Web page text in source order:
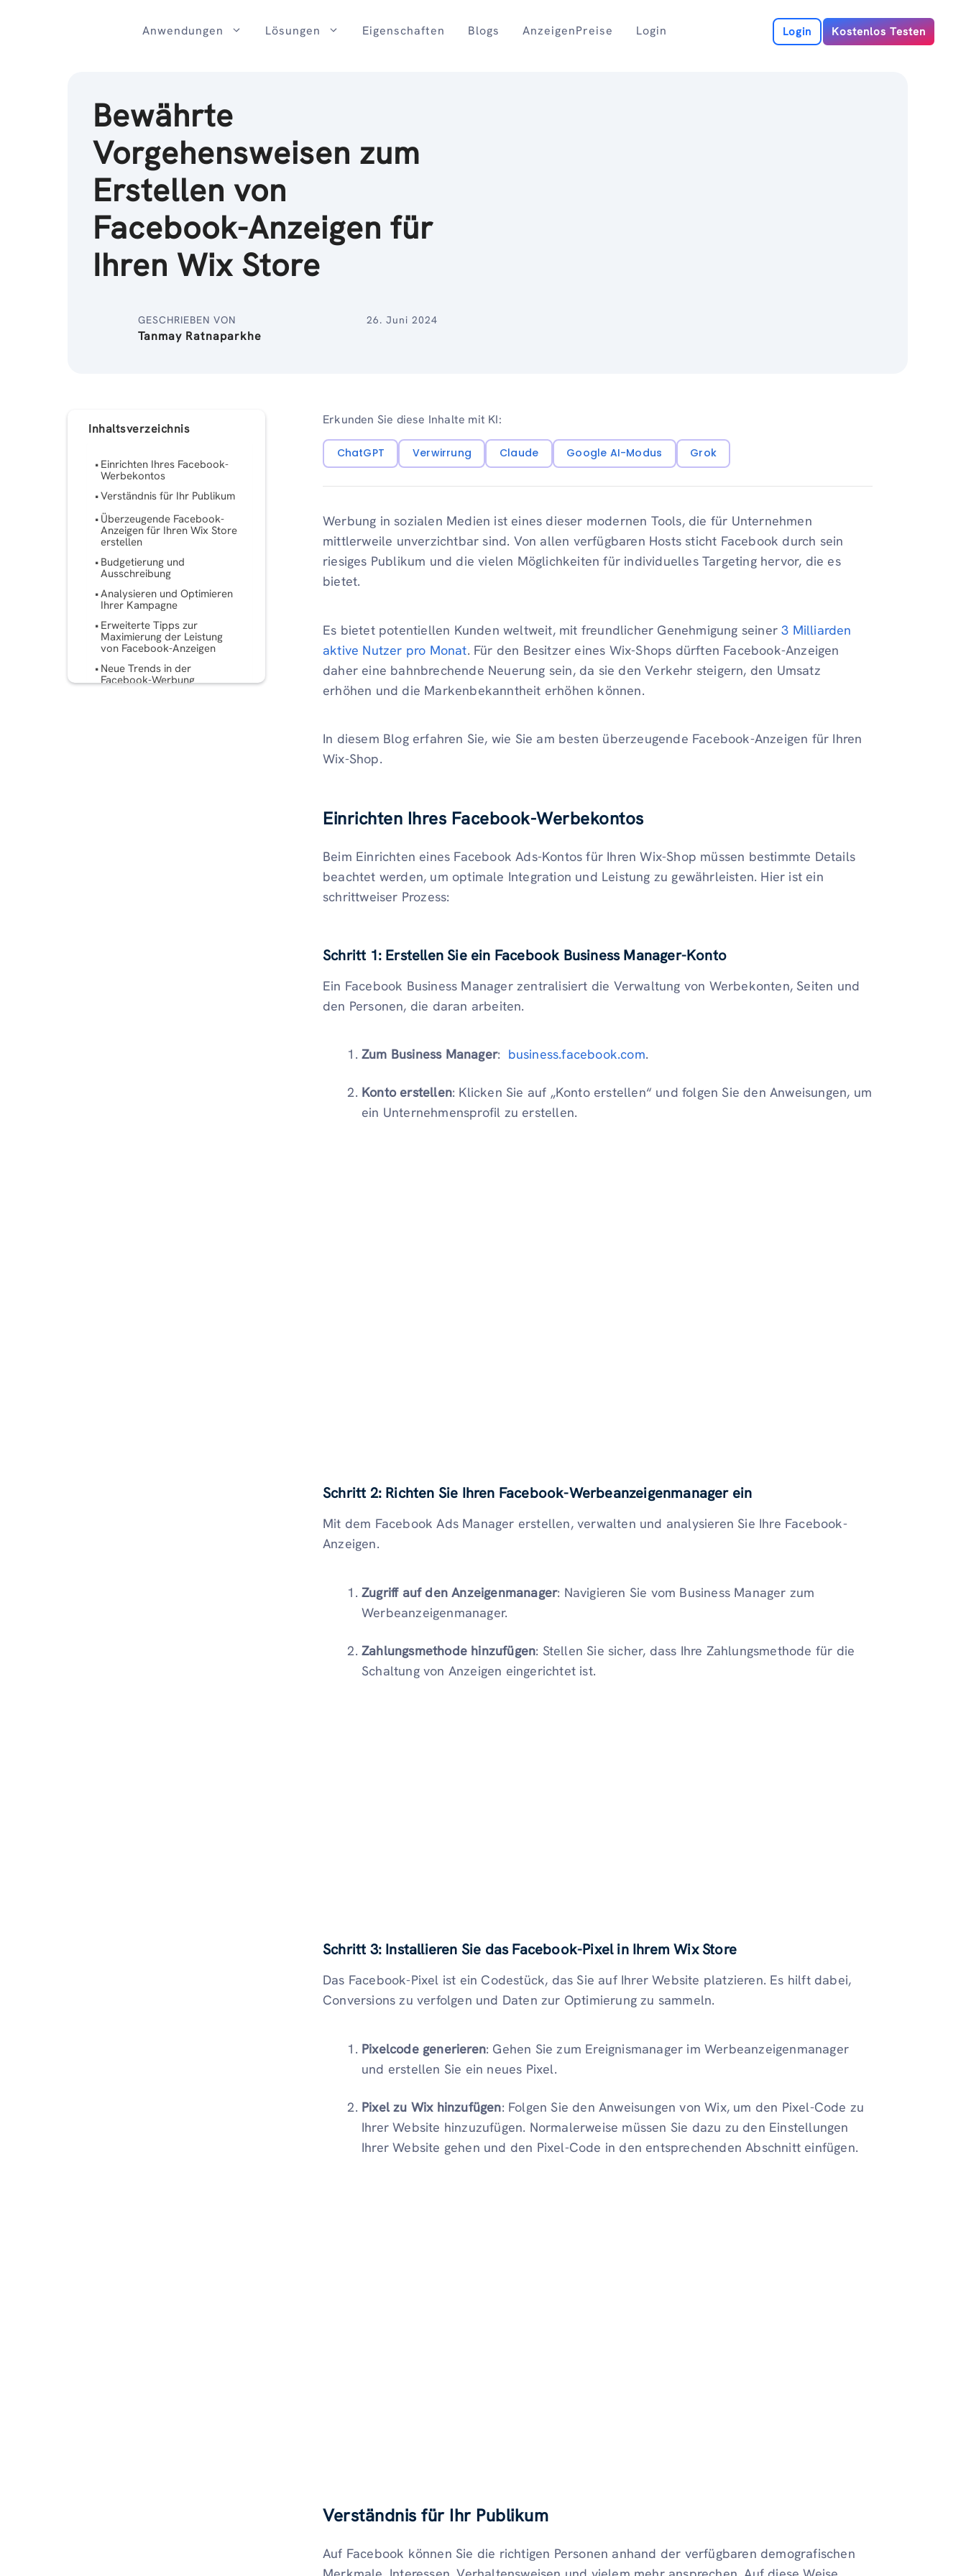
Anwendungen Lösungen Eigenschaften Blogs AnzeigenPreise Login Login Kostenlos Testen
Bewährte
Vorgehensweisen zum
Erstellen von
Facebook-Anzeigen für
Ihren Wix Store
GESCHRIEBEN VON
Tanmay Ratnaparkhe
26. Juni 2024
Inhaltsverzeichnis
Einrichten Ihres Facebook-
Werbekontos
Verständnis für Ihr Publikum
Überzeugende Facebook-
Anzeigen für Ihren Wix Store
erstellen
Budgetierung und
Ausschreibung
Analysieren und Optimieren
Ihrer Kampagne
Erweiterte Tipps zur
Maximierung der Leistung
von Facebook-Anzeigen
Neue Trends in der
Facebook-Werbung
Erkunden Sie diese Inhalte mit KI:
ChatGPT Verwirrung Claude Google AI-Modus Grok
Werbung in sozialen Medien ist eines dieser modernen Tools, die für Unternehmen
mittlerweile unverzichtbar sind. Von allen verfügbaren Hosts sticht Facebook durch sein
riesiges Publikum und die vielen Möglichkeiten für individuelles Targeting hervor, die es
bietet.
Es bietet potentiellen Kunden weltweit, mit freundlicher Genehmigung seiner3 Milliarden
aktive Nutzer pro Monat. Für den Besitzer eines Wix-Shops dürften Facebook-Anzeigen
daher eine bahnbrechende Neuerung sein, da sie den Verkehr steigern, den Umsatz
erhöhen und die Markenbekanntheit erhöhen können.
In diesem Blog erfahren Sie, wie Sie am besten überzeugende Facebook-Anzeigen für Ihren
Wix-Shop.
Einrichten Ihres Facebook-Werbekontos
Beim Einrichten eines Facebook Ads-Kontos für Ihren Wix-Shop müssen bestimmte Details
beachtet werden, um optimale Integration und Leistung zu gewährleisten. Hier ist ein
schrittweiser Prozess:
Schritt 1: Erstellen Sie ein Facebook Business Manager-Konto
Ein Facebook Business Manager zentralisiert die Verwaltung von Werbekonten, Seiten und
den Personen, die daran arbeiten.
Zum Business Manager: business.facebook.com.
Konto erstellen: Klicken Sie auf „Konto erstellen“ und folgen Sie den Anweisungen, um
ein Unternehmensprofil zu erstellen.
Schritt 2: Richten Sie Ihren Facebook-Werbeanzeigenmanager ein
Mit dem Facebook Ads Manager erstellen, verwalten und analysieren Sie Ihre Facebook-
Anzeigen.
Zugriff auf den Anzeigenmanager: Navigieren Sie vom Business Manager zum
Werbeanzeigenmanager.
Zahlungsmethode hinzufügen: Stellen Sie sicher, dass Ihre Zahlungsmethode für die
Schaltung von Anzeigen eingerichtet ist.
Schritt 3: Installieren Sie das Facebook-Pixel in Ihrem Wix Store
Das Facebook-Pixel ist ein Codestück, das Sie auf Ihrer Website platzieren. Es hilft dabei,
Conversions zu verfolgen und Daten zur Optimierung zu sammeln.
Pixelcode generieren: Gehen Sie zum Ereignismanager im Werbeanzeigenmanager
und erstellen Sie ein neues Pixel.
Pixel zu Wix hinzufügen: Folgen Sie den Anweisungen von Wix, um den Pixel-Code zu
Ihrer Website hinzuzufügen. Normalerweise müssen Sie dazu zu den Einstellungen
Ihrer Website gehen und den Pixel-Code in den entsprechenden Abschnitt einfügen.
Verständnis für Ihr Publikum
Auf Facebook können Sie die richtigen Personen anhand der verfügbaren demografischen